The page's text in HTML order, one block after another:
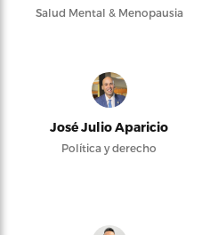
Salud Mental & Menopausia
José Julio Aparicio
Política y derecho